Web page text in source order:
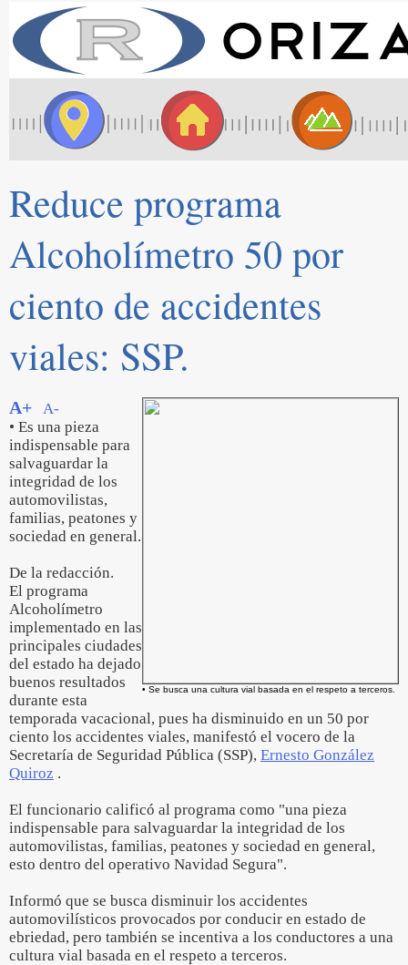
Reduce programa
Alcoholímetro 50 por
ciento de accidentes
viales: SSP.
• Se busca una cultura vial basada en el respeto a terceros.
A+
A-
• Es una pieza
indispensable para
salvaguardar la
integridad de los
automovilistas,
familias, peatones y
sociedad en general.
De la redacción.
El programa
Alcoholímetro
implementado en las
principales ciudades
del estado ha dejado
buenos resultados
durante esta
temporada vacacional, pues ha disminuido en un 50 por
ciento los accidentes viales, manifestó el vocero de la
Secretaría de Seguridad Pública (SSP), Ernesto González
Quiroz .
El funcionario calificó al programa como "una pieza
indispensable para salvaguardar la integridad de los
automovilistas, familias, peatones y sociedad en general,
esto dentro del operativo Navidad Segura".
Informó que se busca disminuir los accidentes
automovilísticos provocados por conducir en estado de
ebriedad, pero también se incentiva a los conductores a una
cultura vial basada en el respeto a terceros.